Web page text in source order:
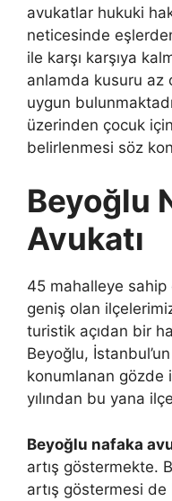
avukatlar hukuki
neticesinde
ile karşı karşıya
anlamda kusuru az
uygun
üzerinden çocuk
belirlenmesi söz
Beyoğlu
Avukatı
45 mahalleye sahip
geniş olan
turistik açıdan bir
Beyoğlu,
konumlanan gözde
yılından bu yana
Beyoğlu nafaka
artış göstermekte.
artış göstermesi